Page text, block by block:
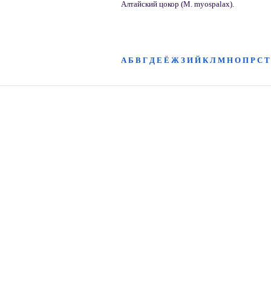
Алтайский цокор (М. myospalax).
А Б В Г Д Е Ё Ж З И Й К Л М Н О П Р С Т